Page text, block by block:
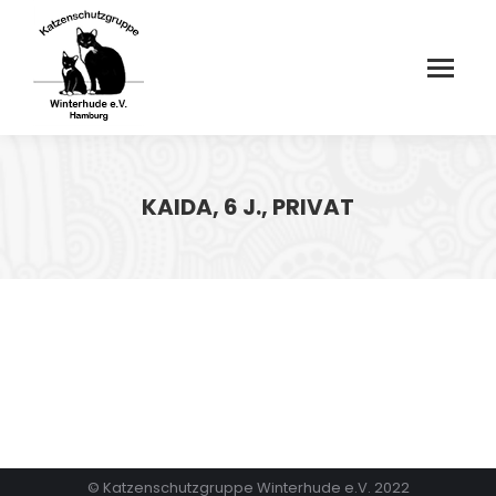
KAIDA, 6 J., PRIVAT
© Katzenschutzgruppe Winterhude e.V. 2022